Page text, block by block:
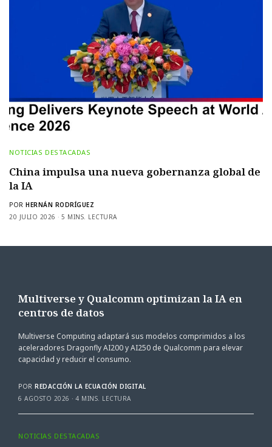
NOTICIAS DESTACADAS
China impulsa una nueva gobernanza global de
la IA
POR HERNÁN RODRÍGUEZ
20 JULIO 2026
5 MINS. LECTURA
Multiverse y Qualcomm optimizan la IA en
centros de datos
Multiverse Computing adaptará sus modelos comprimidos a los
aceleradores Dragonfly AI200 y AI250 de Qualcomm para elevar
capacidad y reducir el consumo.
POR REDACCIÓN LA ECUACIÓN DIGITAL
6 AGOSTO 2026
4 MINS. LECTURA
NOTICIAS DESTACADAS